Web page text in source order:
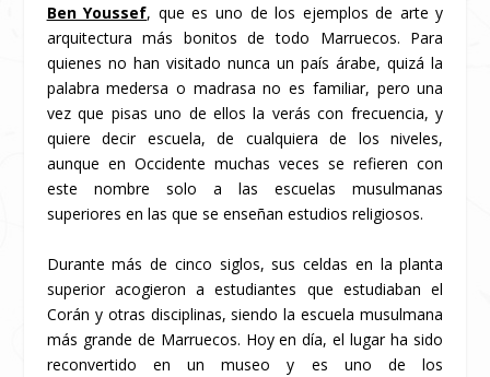
Ben Youssef, que es uno de los ejemplos de arte y
arquitectura más bonitos de todo Marruecos. Para
quienes no han visitado nunca un país árabe, quizá la
palabra medersa o madrasa no es familiar, pero una
vez que pisas uno de ellos la verás con frecuencia, y
quiere decir escuela, de cualquiera de los niveles,
aunque en Occidente muchas veces se refieren con
este nombre solo a las escuelas musulmanas
superiores en las que se enseñan estudios religiosos.
Durante más de cinco siglos, sus celdas en la planta
superior acogieron a estudiantes que estudiaban el
Corán y otras disciplinas, siendo la escuela musulmana
más grande de Marruecos. Hoy en día, el lugar ha sido
reconvertido en un museo y es uno de los